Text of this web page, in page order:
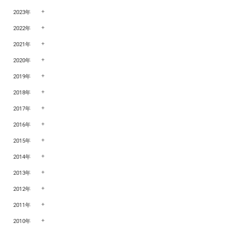
2023年
2022年
2021年
2020年
2019年
2018年
2017年
2016年
2015年
2014年
2013年
2012年
2011年
2010年